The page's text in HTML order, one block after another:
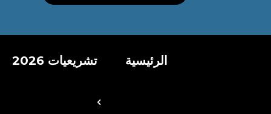
الرئيسية تشريعيات 2026